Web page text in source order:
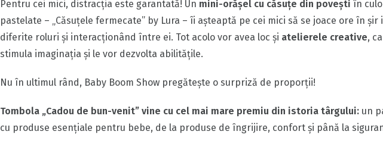
Pentru cei mici, distracția este garantată! Un mini-orăşel cu căsuţe din poveşti în
pastelate – „Căsuțele fermecate” by Lura – îi aşteaptă pe cei mici să se joace ore în şir
diferite roluri şi interacţionând între ei. Tot acolo vor avea loc şi atelierele creative,
stimula imaginația și le vor dezvolta abilitățile.
Nu în ultimul rând, Baby Boom Show pregătește o surpriză de proporții!
Tombola „Cadou de bun-venit” vine cu cel mai mare premiu din istoria târgului: un
cu produse esențiale pentru bebe, de la produse de îngrijire, confort și până la